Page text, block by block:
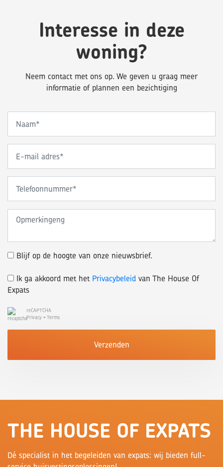
Interesse in deze
woning?
Neem contact met ons op. We geven u graag meer
informatie of plannen een bezichtiging
Blijf op de hoogte van onze nieuwsbrief.
Ik ga akkoord met het Privacybeleid van The House Of
Expats
reCAPTCHA
Privacy • Terms
Verzenden
THE HOUSE OF EXPATS
Dé specialist in het begeleiden van expats: wij bieden full-